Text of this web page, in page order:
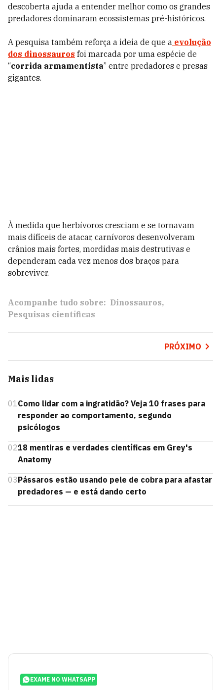
descoberta ajuda a entender melhor como os grandes
predadores dominaram ecossistemas pré-históricos.
A pesquisa também reforça a ideia de que a evolução
dos dinossauros foi marcada por uma espécie de
“corrida armamentista” entre predadores e presas
gigantes.
À medida que herbívoros cresciam e se tornavam
mais difíceis de atacar, carnívoros desenvolveram
crânios mais fortes, mordidas mais destrutivas e
dependeram cada vez menos dos braços para
sobreviver.
Acompanhe tudo sobre: Dinossauros
Pesquisas científicas
PRÓXIMO
Mais lidas
01Como lidar com a ingratidão? Veja 10 frases para
responder ao comportamento, segundo
psicólogos
0218 mentiras e verdades científicas em Grey's
Anatomy
03Pássaros estão usando pele de cobra para afastar
predadores — e está dando certo
EXAME NO WHATSAPP